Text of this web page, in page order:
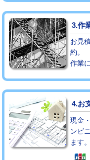
3.作
お見
約。
作業
4.お
現金
ンビ
ます。